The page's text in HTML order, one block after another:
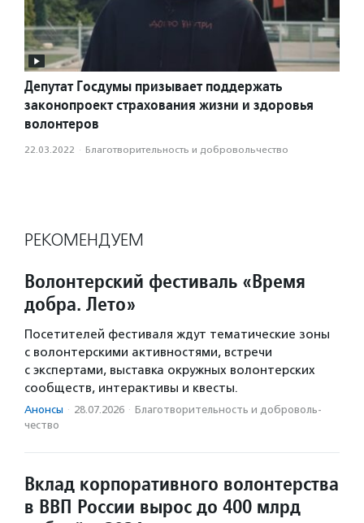
Депутат Госдумы призывает поддержать
законопроект страхования жизни и здоровья
волонтеров
22.03.2022 · Благотвори­тель­ность и доброволь­чест­во
РЕКОМЕНДУЕМ
Волонтерский фестиваль «Время
добра. Лето»
Посетителей фестиваля ждут тематические зоны
с волонтерскими активностями, встречи
с экспертами, выставка окружных волонтерских
сообществ, интерактивы и квесты.
Анонсы · 28.07.2026 · Благотвори­тель­ность и доброволь­
чест­во
Вклад корпоративного волонтерства
в ВВП России вырос до 400 млрд